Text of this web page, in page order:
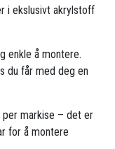
i ekslusivt akrylstoff
enkle å montere.
du får med deg en
per markise – det er
for å montere